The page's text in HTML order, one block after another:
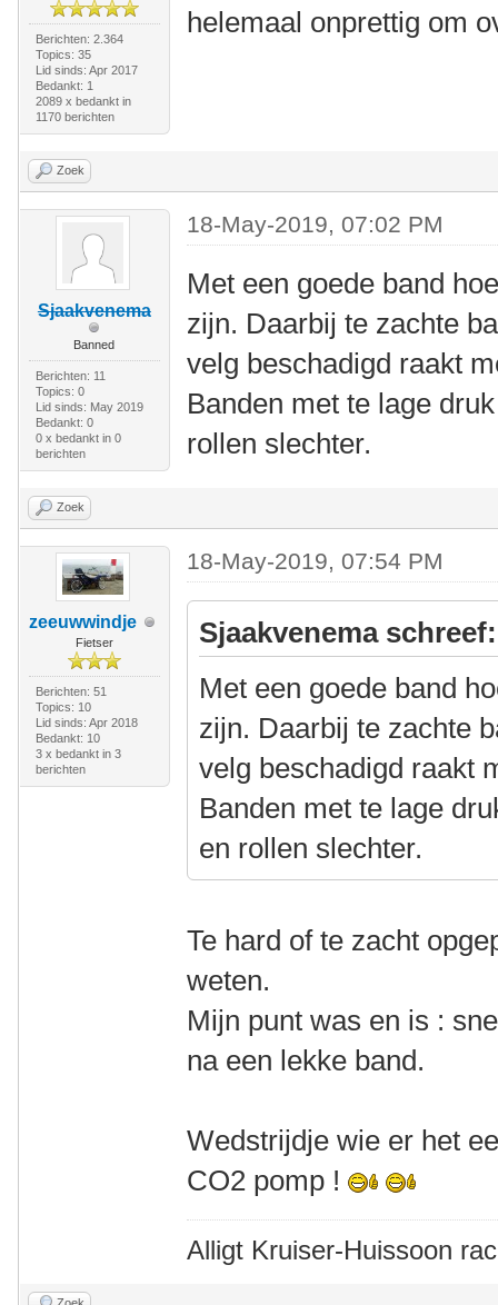
Berichten: 2.364
Topics: 35
Lid sinds: Apr 2017
Bedankt: 1
2089 x bedankt in
1170 berichten
helemaal onprettig om
Zoek
Sjaakvenema
Banned
Berichten: 11
Topics: 0
Lid sinds: May 2019
Bedankt: 0
0 x bedankt in 0
berichten
18-May-2019, 07:02 PM
Met een goede band
zijn. Daarbij te zachte
velg beschadigd raakt
Banden met te lage
rollen slechter.
Zoek
zeeuwwindje
Fietser
Berichten: 51
Topics: 10
Lid sinds: Apr 2018
Bedankt: 10
3 x bedankt in 3
berichten
18-May-2019, 07:54 PM
Sjaakvenema schreef:
Met een goede band
zijn. Daarbij te zachte
velg beschadigd raakt
Banden met te lage
en rollen slechter.
Te hard of te zacht
weten.
Mijn punt was en is :
na een lekke band.
Wedstrijdje wie er het
CO2 pomp !
Alligt Kruiser-Huissoon